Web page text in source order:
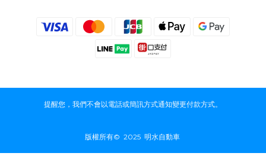
提醒您，我們不會以電話或簡訊方式通知變更付款方式。
版權所有© 2025 明水自動車